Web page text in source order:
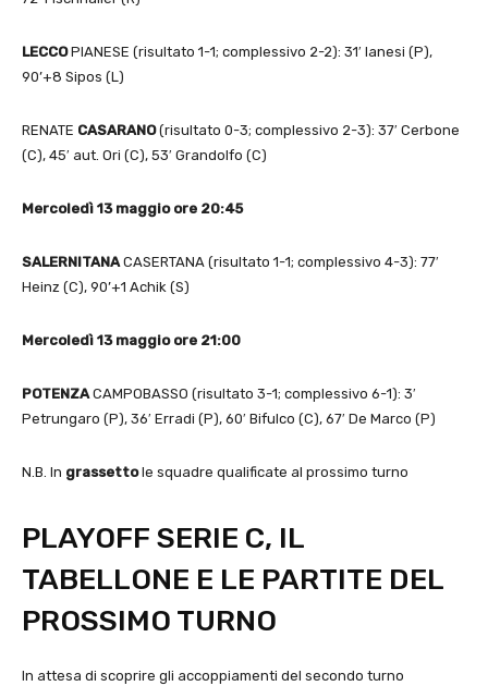
LECCOPIANESE (risultato 1-1; complessivo 2-2): 31′ Ianesi (P),
90’+8 Sipos (L)
RENATE CASARANO(risultato 0-3; complessivo 2-3): 37′ Cerbone
(C), 45′ aut. Ori (C), 53′ Grandolfo (C)
Mercoledì 13 maggioore 20:45
SALERNITANACASERTANA (risultato 1-1; complessivo 4-3): 77′
Heinz (C), 90’+1 Achik (S)
Mercoledì 13 maggioore 21:00
POTENZACAMPOBASSO (risultato 3-1; complessivo 6-1): 3′
Petrungaro (P), 36′ Erradi (P), 60′ Bifulco (C), 67′ De Marco (P)
N.B. In grassettole squadre qualificate al prossimo turno
PLAYOFF SERIE C, IL
TABELLONE E LE PARTITE DEL
PROSSIMO TURNO
In attesa di scoprire gli accoppiamenti del secondo turno